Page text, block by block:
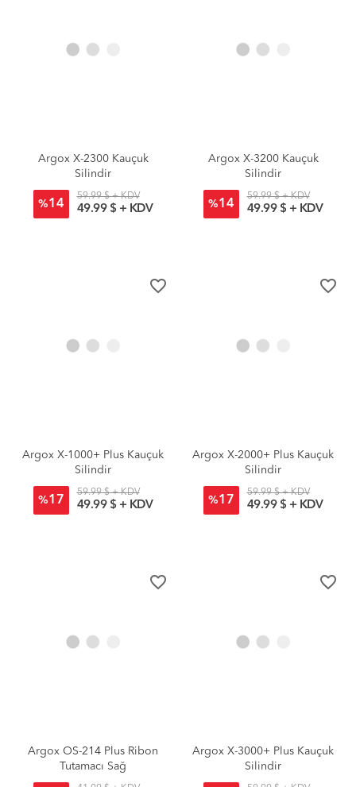
Argox X-2300 Kauçuk
Silindir
%14
59.99 $ + KDV
49.99 $ + KDV
Argox X-3200 Kauçuk
Silindir
%14
59.99 $ + KDV
49.99 $ + KDV
favorite_border
Argox X-1000+ Plus Kauçuk
Silindir
%17
59.99 $ + KDV
49.99 $ + KDV
favorite_border
Argox X-2000+ Plus Kauçuk
Silindir
%17
59.99 $ + KDV
49.99 $ + KDV
favorite_border
Argox OS-214 Plus Ribon
Tutamacı Sağ
favorite_border
Argox X-3000+ Plus Kauçuk
Silindir